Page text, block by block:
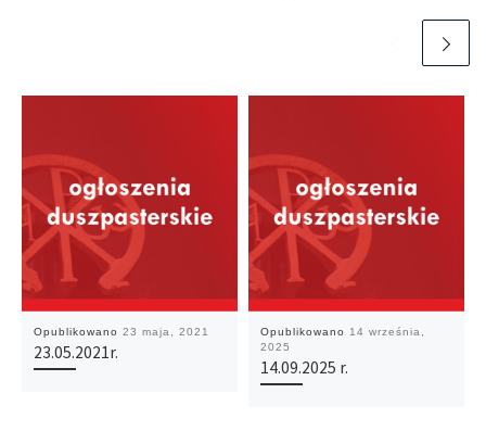
Opublikowano23 maja, 2021
23.05.2021r.
Opublikowano 14 września,
2025
14.09.2025 r.